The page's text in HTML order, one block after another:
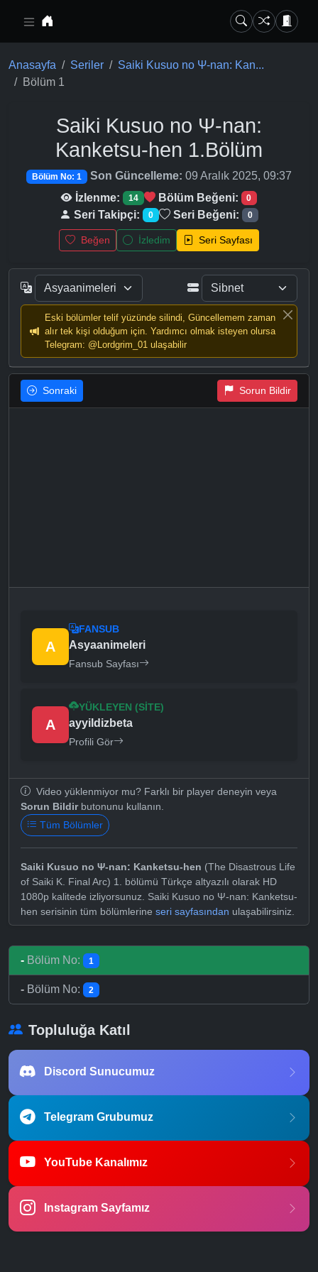
Anasayfa Seriler
Saiki Kusuo no Ψ-nan: Kan...
Bölüm 1
Saiki Kusuo no Ψ-nan:
Kanketsu-hen 1.Bölüm
Bölüm No: 1 Son Güncelleme: 09 Aralık 2025, 09:37
İzlenme:
14 Bölüm Beğeni: 0
Seri Takipçi: 0 Seri Beğeni: 0
Beğen İzledim Seri Sayfası
Eski bölümler telif yüzünde silindi, Güncellemem zaman
alır tek kişi olduğum için. Yardımcı olmak isteyen olursa
Telegram: @Lordgrim_01 ulaşabilir
Sonraki Sorun Bildir
A
FANSUB
Asyaanimeleri
Fansub Sayfası
A
YÜKLEYEN (SITE)
ayyildizbeta
Profili Gör
Video yüklenmiyor mu? Farklı bir player deneyin veya
Sorun Bildirbutonunu kullanın.
Tüm Bölümler
Saiki Kusuo no Ψ-nan: Kanketsu-hen (The Disastrous Life
of Saiki K. Final Arc) 1. bölümü Türkçe altyazılı olarak HD
1080p kalitede izliyorsunuz. Saiki Kusuo no Ψ-nan: Kanketsu-
hen serisinin tüm bölümlerine seri sayfasından ulaşabilirsiniz.
- Bölüm No: 1
- Bölüm No: 2
Topluluğa Katıl
Discord Sunucumuz
Telegram Grubumuz
YouTube Kanalımız
Instagram Sayfamız